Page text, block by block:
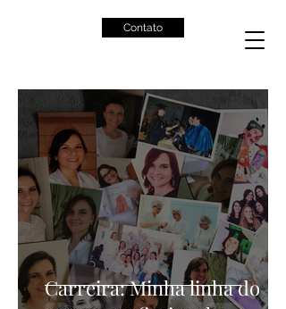
Contato
Carreira: Minha linha do